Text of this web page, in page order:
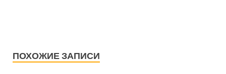
ПОХОЖИЕ ЗАПИСИ